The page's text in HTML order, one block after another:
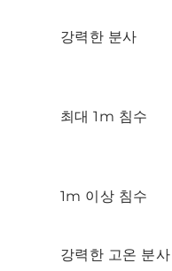
강력한 분사
최대 1m 침수
1m 이상 침수
강력한 고온 분사